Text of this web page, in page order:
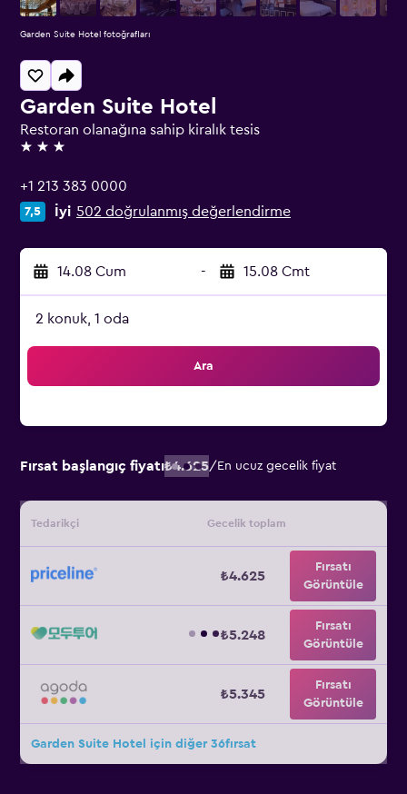
Garden Suite Hotel
Restoran olanağına sahip kiralık tesis
3 yıldız
+1 213 383 0000
7,5 İyi 502 doğrulanmış değerlendirme
14.08 Cum - 15.08 Cmt
2 konuk, 1 oda
Ara
Fırsat başlangıç fiyatı₺4.625/ En ucuz gecelik fiyat
Tedarikçi Gecelik toplam
₺4.625
Fırsatı
Görüntüle
₺5.248
Fırsatı
Görüntüle
₺5.345
Fırsatı
Görüntüle
Garden Suite Hotel için diğer 36fırsat
Garden Suite Hotel fotoğrafları